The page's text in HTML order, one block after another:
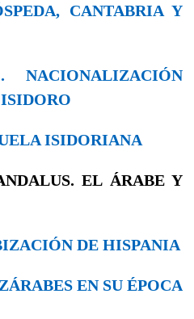
CANTABRIA Y
NACIONALIZACIÓN
ISIDORIANA
EL ÁRABE Y
DE HISPANIA
EN SU ÉPOCA